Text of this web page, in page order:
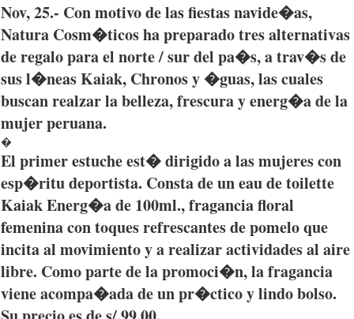
Nov, 25.- Conmotivodelasfiestasnavide�as,
Natura Cosm�ticoshapreparadotresalternativas
deregaloparael norte/surdel pa�s, atrav�sde
susl�neasKaiak, Chronosy �guas,lascuales
buscanrealzarlabelleza,frescurayenerg�ade la
mujerperuana.
�
El primerestucheest�dirigidoalasmujeres con
esp�ritudeportista. Constade un eau de toilette
KaiakEnerg�ade 100ml.,fraganciafloral
femeninacon toquesrefrescantesdepomeloque
incitaal movimientoy arealizaractividadesal aire
libre. Comopartede lapromoci�n, lafragancia
vieneacompa�adade unpr�cticoylindobolso.